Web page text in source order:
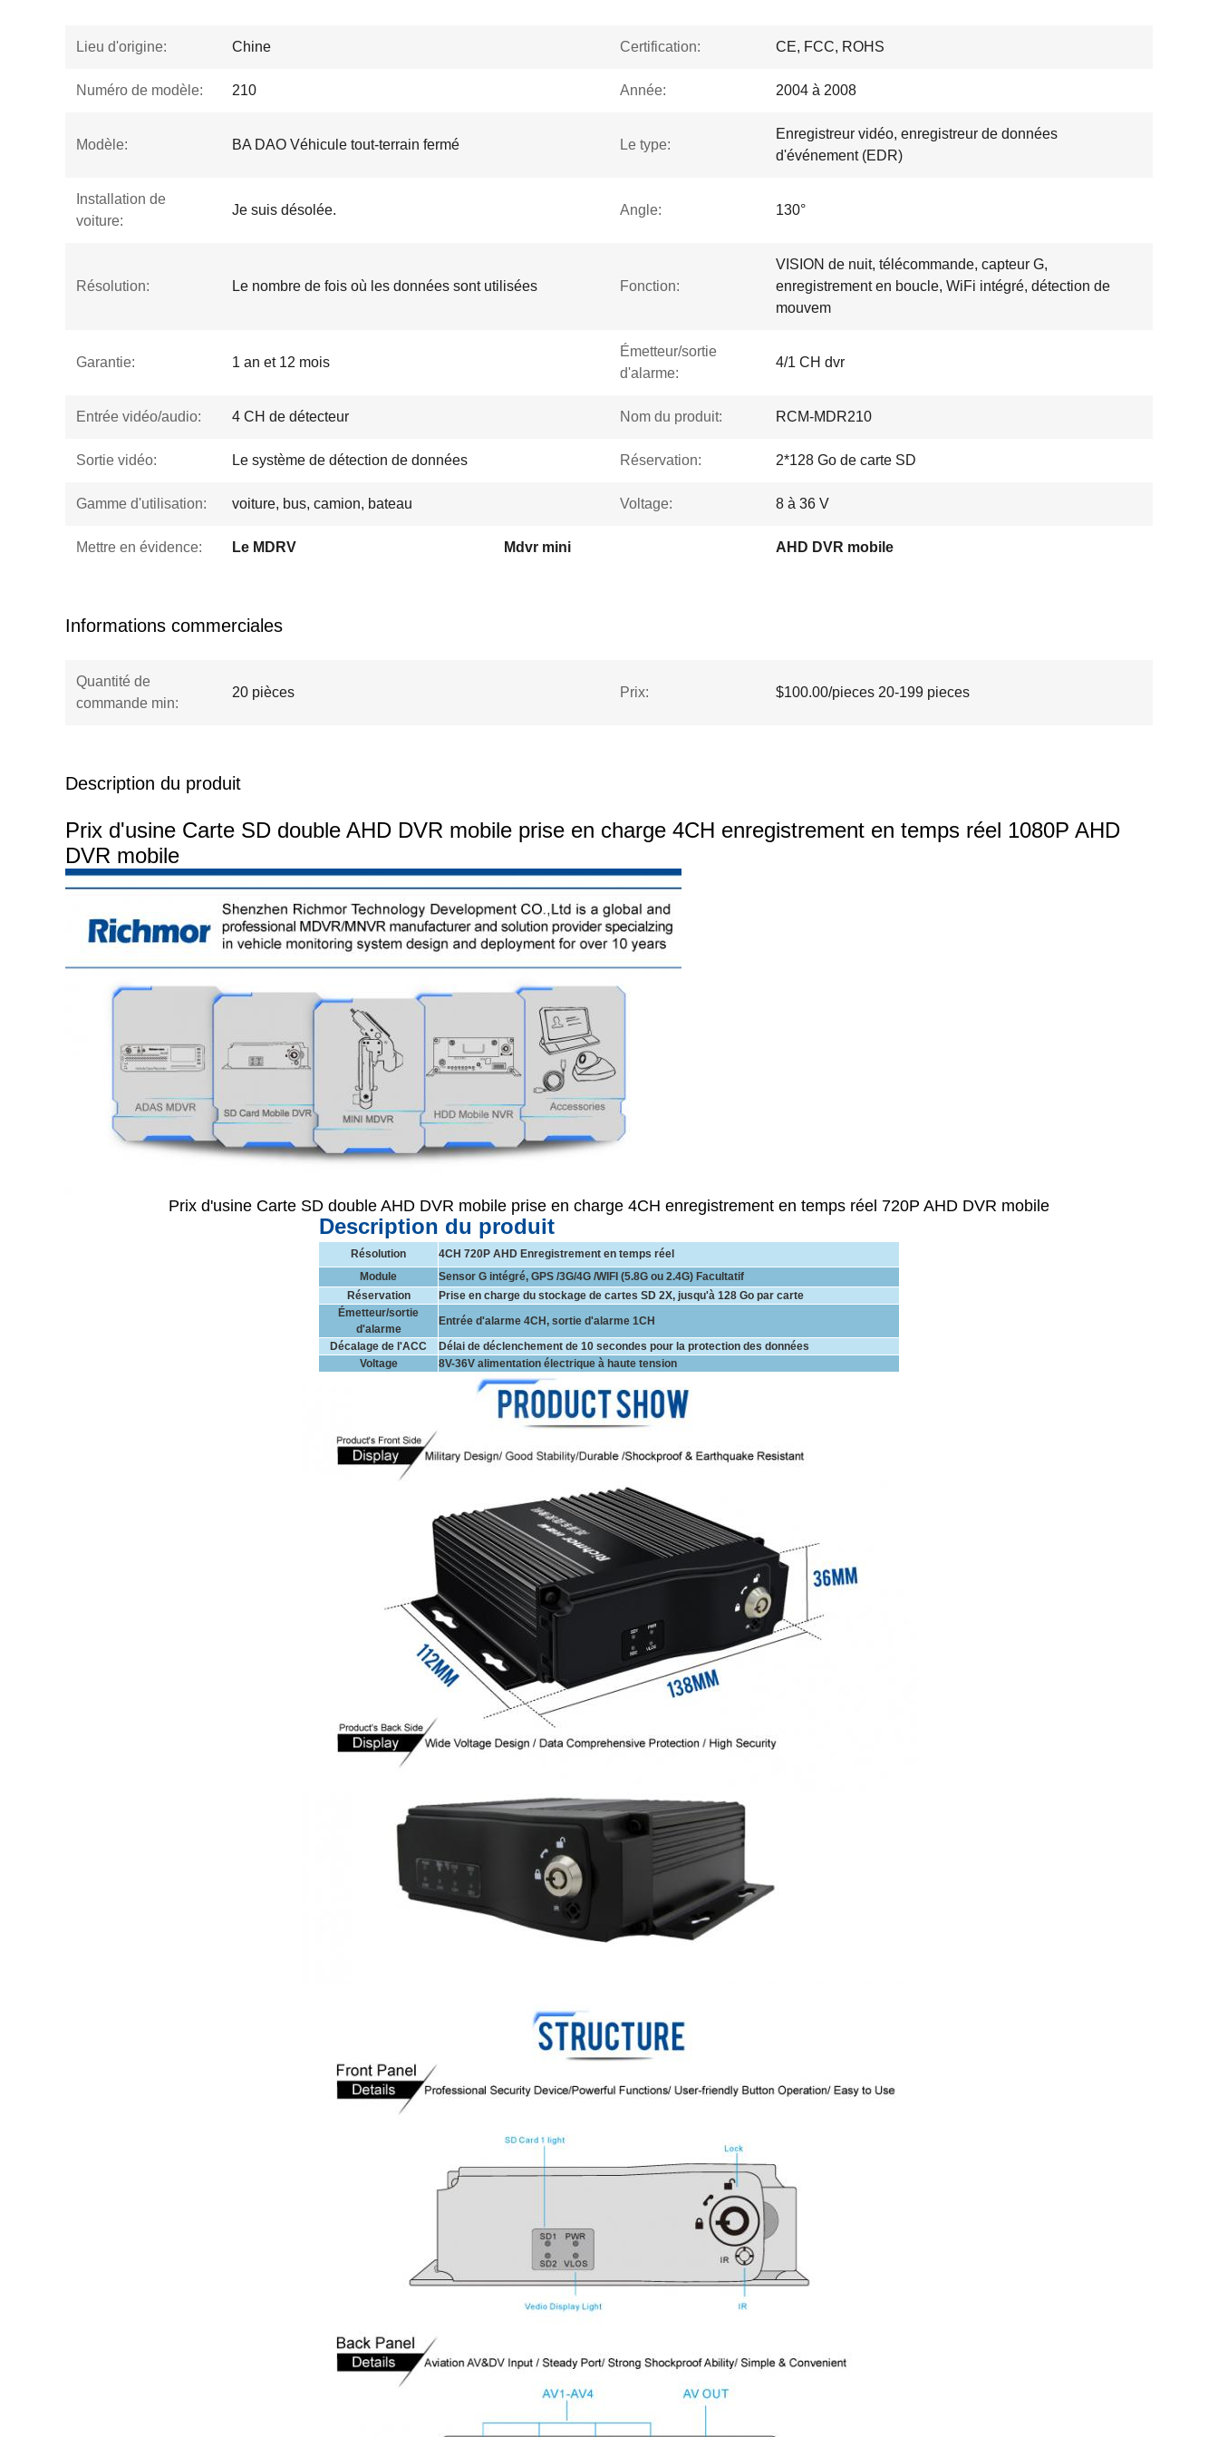
Lieu d'origine: Chine Certification: CE, FCC, ROHS
Numéro de modèle: 210 Année: 2004 à 2008
Modèle: BA DAO Véhicule tout-terrain fermé Le type:
Enregistreur vidéo, enregistreur de données
d'événement (EDR)
Installation de
voiture:
Je suis désolée. Angle: 130°
Résolution: Le nombre de fois où les données sont utilisées Fonction:
VISION de nuit, télécommande, capteur G,
enregistrement en boucle, WiFi intégré, détection de
mouvem
Garantie: 1 an et 12 mois
Émetteur/sortie
d'alarme:
4/1 CH dvr
Entrée vidéo/audio: 4 CH de détecteur Nom du produit: RCM-MDR210
Sortie vidéo: Le système de détection de données Réservation: 2*128 Go de carte SD
Gamme d'utilisation: voiture, bus, camion, bateau Voltage: 8 à 36 V
Mettre en évidence: Le MDRV Mdvr mini AHD DVR mobile
Informations commerciales
Quantité de
commande min:
20 pièces Prix: $100.00/pieces 20-199 pieces
Description du produit
Prix d'usine Carte SD double AHD DVR mobile prise en charge 4CH enregistrement en temps réel 1080P AHD
DVR mobile
Prix d'usine Carte SD double AHD DVR mobile prise en charge 4CH enregistrement en temps réel 720P AHD DVR mobile
Description du produit
Résolution
4CH 720P AHD Enregistrement en temps réel
Module
Sensor G intégré, GPS /3G/4G /WIFI (5.8G ou 2.4G) Facultatif
Réservation
Prise en charge du stockage de cartes SD 2X, jusqu'à 128 Go par carte
Émetteur/sortie
d'alarme
Entrée d'alarme 4CH, sortie d'alarme 1CH
Décalage de l'ACC
Délai de déclenchement de 10 secondes pour la protection des données
Voltage
8V-36V alimentation électrique à haute tension